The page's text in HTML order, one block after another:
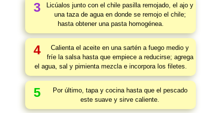
3
Licúalos junto con el chile pasilla remojado, el ajo y
una taza de agua en donde se remojo el chile;
hasta obtener una pasta homogénea.
4
Calienta el aceite en una sartén a fuego medio y
fríe la salsa hasta que empiece a reducirse; agrega
el agua, sal y pimienta mezcla e incorpora los filetes.
5
Por último, tapa y cocina hasta que el pescado
este suave y sirve caliente.